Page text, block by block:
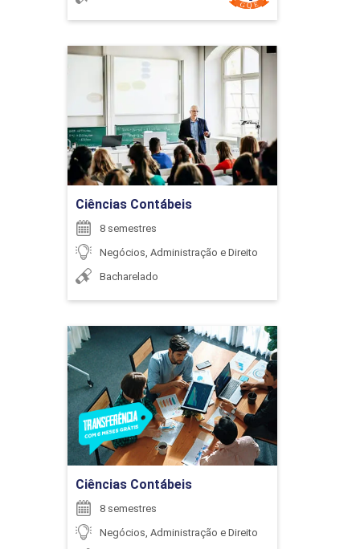
Ciências Contábeis
8 semestres
Negócios, Administração e Direito
Bacharelado
Ciências Contábeis
Detalhes do curso
Ir para Inscrição
Ciências Contábeis
8 semestres
Negócios, Administração e Direito
Ciências Contábeis
Detalhes do curso
Ir para Inscrição